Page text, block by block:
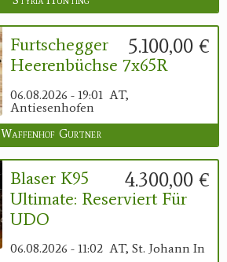
5.100,00 €
Furtschegger
Heerenbüchse 7x65R
06.08.2026 - 19:01 AT,
Antiesenhofen
Waffenhof Gurtner
4.300,00 €
Blaser K95
Ultimate: Reserviert Für
UDO
06.08.2026 - 11:02 AT, St. Johann In